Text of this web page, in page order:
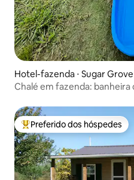
Hotel-fazenda ⋅ Sugar Grove
Chalé em fazenda:
Entre os melhores preferidos
Preferido dos hóspedes